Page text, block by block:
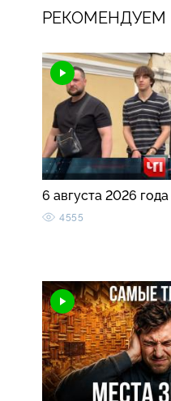
РЕКОМЕНДУЕМ
6 августа 2026 года
4555